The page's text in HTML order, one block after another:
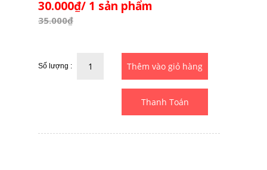
30.000₫/ 1 sản phẩm
35.000₫
Số lượng :
Thanh Toán